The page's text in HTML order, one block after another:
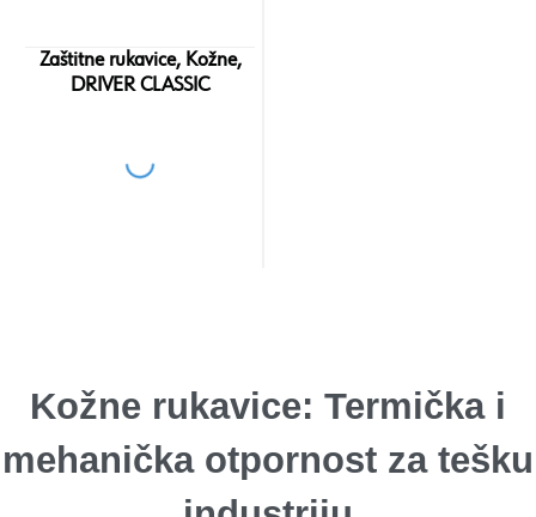
Zaštitne rukavice, Kožne,
DRIVER CLASSIC
Kožne rukavice: Termička i
mehanička otpornost za tešku